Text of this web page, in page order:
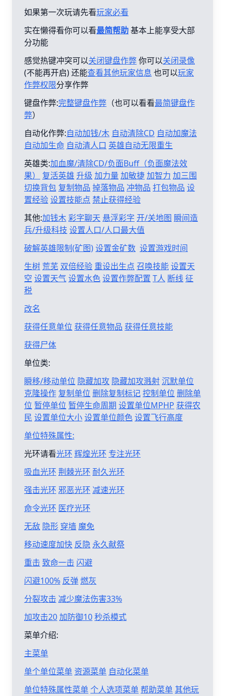
如果第一次玩请先看玩家必看
实在懒得看你可以看最简帮助基本上能享受大部
分功能
感觉热键冲突可以关闭键盘作弊你可以关闭录像
(不能再开启) 还能查看其他玩家信息 也可以玩家
作弊权限分享作弊
键盘作弊:完整键盘作弊 （也可以看看最简键盘作
弊）
自动化作弊:自动加钱/木 自动清除CD 自动加魔法
自动加生命 自动清人口 英雄自动无限重生
英雄类:加血魔/清除CD/负面Buff（负面魔法效
果）
复活英雄 升级 加力量 加敏捷加智力 加三围
切换背包 复制物品 掉落物品 冲物品 打包物品 设
置经验设置技能点 禁止获得经验
其他:加钱木彩字聊天 悬浮彩字 开/关地图 瞬间造
兵/升级科技 设置人口/人口最大值
破解英雄限制(矿图)设置金矿数 设置游戏时间
生树 荒芜 双倍经验 重设出生点 召唤技能设置天
空 设置天气设置水色设置作弊配置 T人 断线征
税
改名
获得任意单位 获得任意物品 获得任意技能
获得尸体
单位类:
瞬移/移动单位 隐藏加攻 隐藏加攻溅射沉默单位
克隆操作 复制单位 删除复制标记控制单位 删除单
位 暂停单位 暂停生命周期 设置单位MPHP 获得农
民 设置单位大小设置单位颜色设置飞行高度
单位特殊属性:
光环请看光环 辉煌光环 专注光环
吸血光环 荆棘光环 耐久光环
强击光环 邪恶光环 减速光环
命令光环 医疗光环
无敌 隐形 穿墙 魔免
移动速度加快 反隐 永久献祭
重击 致命一击 闪避
闪避100% 反弹燃灰
分裂攻击 减少魔法伤害33%
加攻击20加防御10秒杀模式
菜单介绍:
主菜单
单个单位菜单 资源菜单 自动化菜单
单位特殊属性菜单个人选项菜单帮助菜单其他玩